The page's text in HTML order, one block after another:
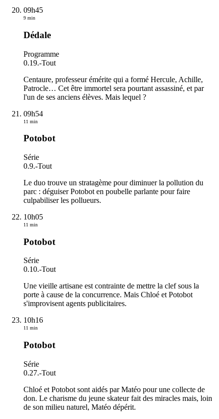
09h45
9 min
Dédale
Programme
0.19.-Tout
Centaure, professeur émérite qui a formé Hercule, Achille,
Patrocle… Cet être immortel sera pourtant assassiné, et par
l'un de ses anciens élèves. Mais lequel ?
09h54
11 min
Potobot
Série
0.9.-Tout
Le duo trouve un stratagème pour diminuer la pollution du
parc : déguiser Potobot en poubelle parlante pour faire
culpabiliser les pollueurs.
10h05
11 min
Potobot
Série
0.10.-Tout
Une vieille artisane est contrainte de mettre la clef sous la
porte à cause de la concurrence. Mais Chloé et Potobot
s'improvisent agents publicitaires.
10h16
11 min
Potobot
Série
0.27.-Tout
Chloé et Potobot sont aidés par Matéo pour une collecte de
don. Le charisme du jeune skateur fait des miracles mais, loin
de son milieu naturel, Matéo dépérit.